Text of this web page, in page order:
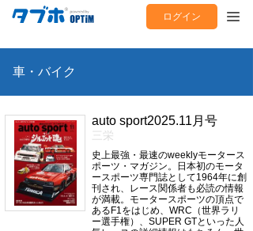
ログイン
車・バイク
auto sport2025.11月号
三栄
史上最強・最速のweeklyモータース
ポーツ・マガジン。日本初のモータ
ースポーツ専門誌として1964年に創
刊され、レース関係者も必読の情報
が満載。モータースポーツの頂点で
あるF1をはじめ、WRC（世界ラリ
ー選手権）、SUPER GTといった人